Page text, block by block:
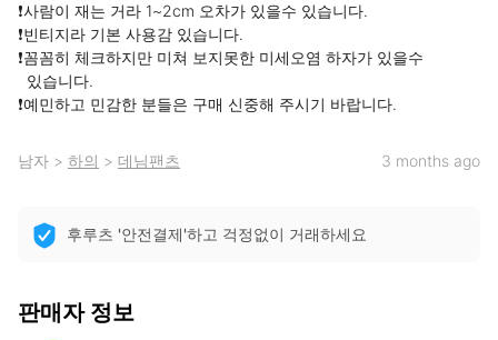
❗️사람이 재는 거라 1~2cm 오차가 있을수 있습니다.
❗️빈티지라 기본 사용감 있습니다.
❗️꼼꼼히 체크하지만 미쳐 보지못한 미세오염 하자가 있을수
❗️예민하고 민감한 분들은 구매 신중해 주시기 바랍니다.
남자 > 하의 > 데님팬츠 3 months ago
후루츠 '안전결제'하고 걱정없이 거래하세요
판매자 정보